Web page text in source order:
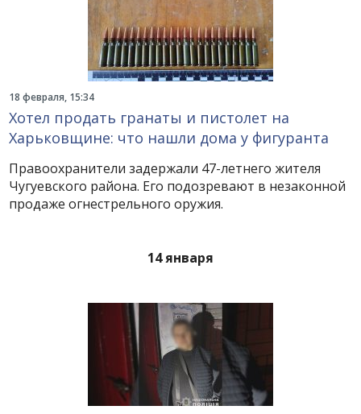
18 февраля, 15:34
Хотел продать гранаты и пистолет на
Харьковщине: что нашли дома у фигуранта
Правоохранители задержали 47-летнего жителя
Чугуевского района. Его подозревают в незаконной
продаже огнестрельного оружия.
14 января